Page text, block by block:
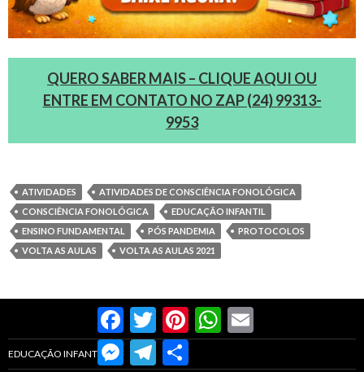
QUERO SABER MAIS – CLIQUE AQUI OU
ENTRE EM CONTATO NO ZAP (24) 99313-
9953
ATIVIDADES
ATIVIDADES DE CONSCIÊNCIA FONOLÓGICA
CONSCIÊNCIA FONOLÓGICA
EDUCAÇÃO INFANTIL
ENSINO FUNDAMENTAL
PÓS PANDEMIA
PROTOCOLOS
VOLTA AS AULAS
VOLTA AS AULAS 2021
EDUCAÇÃO INFANTIL
FacebookTwitterPinterestWhatsApp
MessengerTelegram